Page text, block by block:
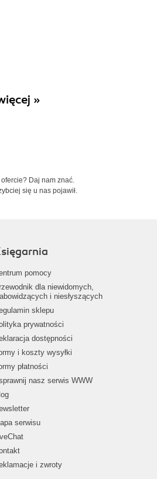
»
Daj nam znać.
się u nas pojawił.
pomocy
dla niewidomych,
i niesłyszących
sklepu
prywatności
dostępności
i koszty wysyłki
płatności
nasz serwis WWW
serwisu
i zwroty